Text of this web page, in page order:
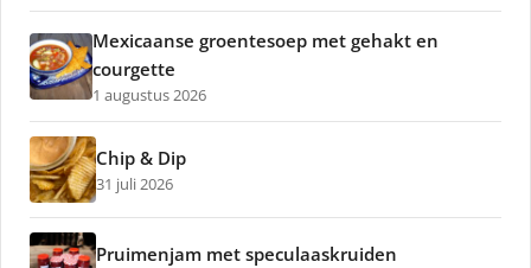
Mexicaanse groentesoep met gehakt en
courgette
1 augustus 2026
Chip & Dip
31 juli 2026
Pruimenjam met speculaaskruiden